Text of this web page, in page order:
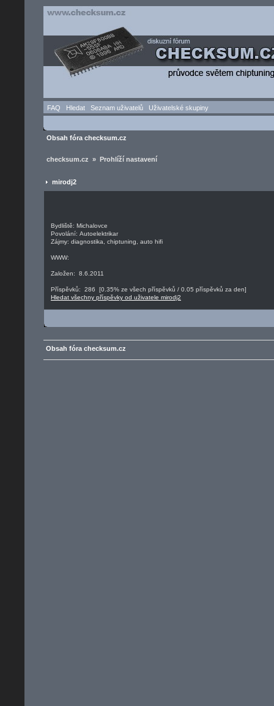
FAQ Hledat Seznam uživatelů Uživatelské skupiny
Obsah fóra checksum.cz
checksum.cz » Prohlíží nastavení
mirodj2
Bydliště: Michalovce
Povolání: Autoelektrikar
Zájmy: diagnostika, chiptuning, auto hifi
WWW:
Založen: 8.6.2011
Příspěvků: 286 [0.35% ze všech příspěvků / 0.05 příspěvků za den]
Hledat všechny příspěvky od uživatele mirodj2
Obsah fóra checksum.cz